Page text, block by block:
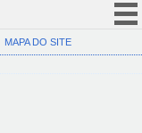
(COVID-19)
MAPA DO SITE